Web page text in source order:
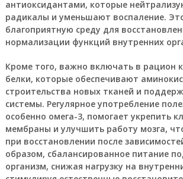
антиоксидантами, которые
радикалы и уменьшают воспаление.
благоприятную среду для
нормализации функций внутренних
Кроме того, важно включать в рацион
белки, которые обеспечивают
строительства новых тканей и
системы. Регулярное употребление
особенно омега-3, помогает укрепить
мембраны и улучшить работу мозга,
при восстановлении после
образом, сбалансированное питание
организм, снижая нагрузку на